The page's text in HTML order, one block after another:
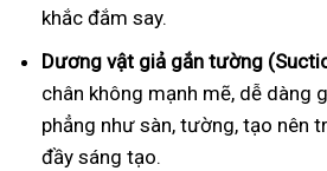
khắc đắm say.
Dương vật giả gắn tường
chân không mạnh mẽ, dễ dàng
phẳng như sàn, tường, tạo nên
đầy sáng tạo.